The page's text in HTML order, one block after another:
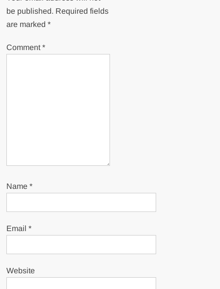
be published. Required fields
are marked*
Comment*
Name*
Email*
Website